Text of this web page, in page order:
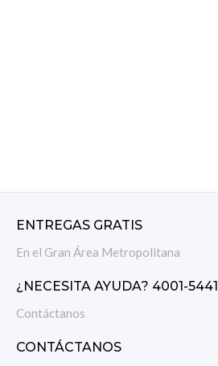
ENTREGAS GRATIS
En el Gran Área Metropolitana
¿NECESITA AYUDA? 4001-5441
Contáctanos
CONTÁCTANOS